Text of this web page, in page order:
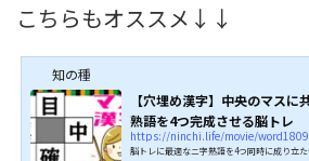
こちらもオススメ↓↓
知の種
【穴埋め漢字】中央のマスに
熟語を4つ完成させる脳トレ
https://ninchi.life/movie/
脳トレに最適なニ字熟語を4つ同時に成り立